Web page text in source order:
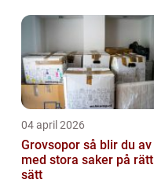
04 april 2026
Grovsopor så blir du av
med stora saker på rätt
sätt